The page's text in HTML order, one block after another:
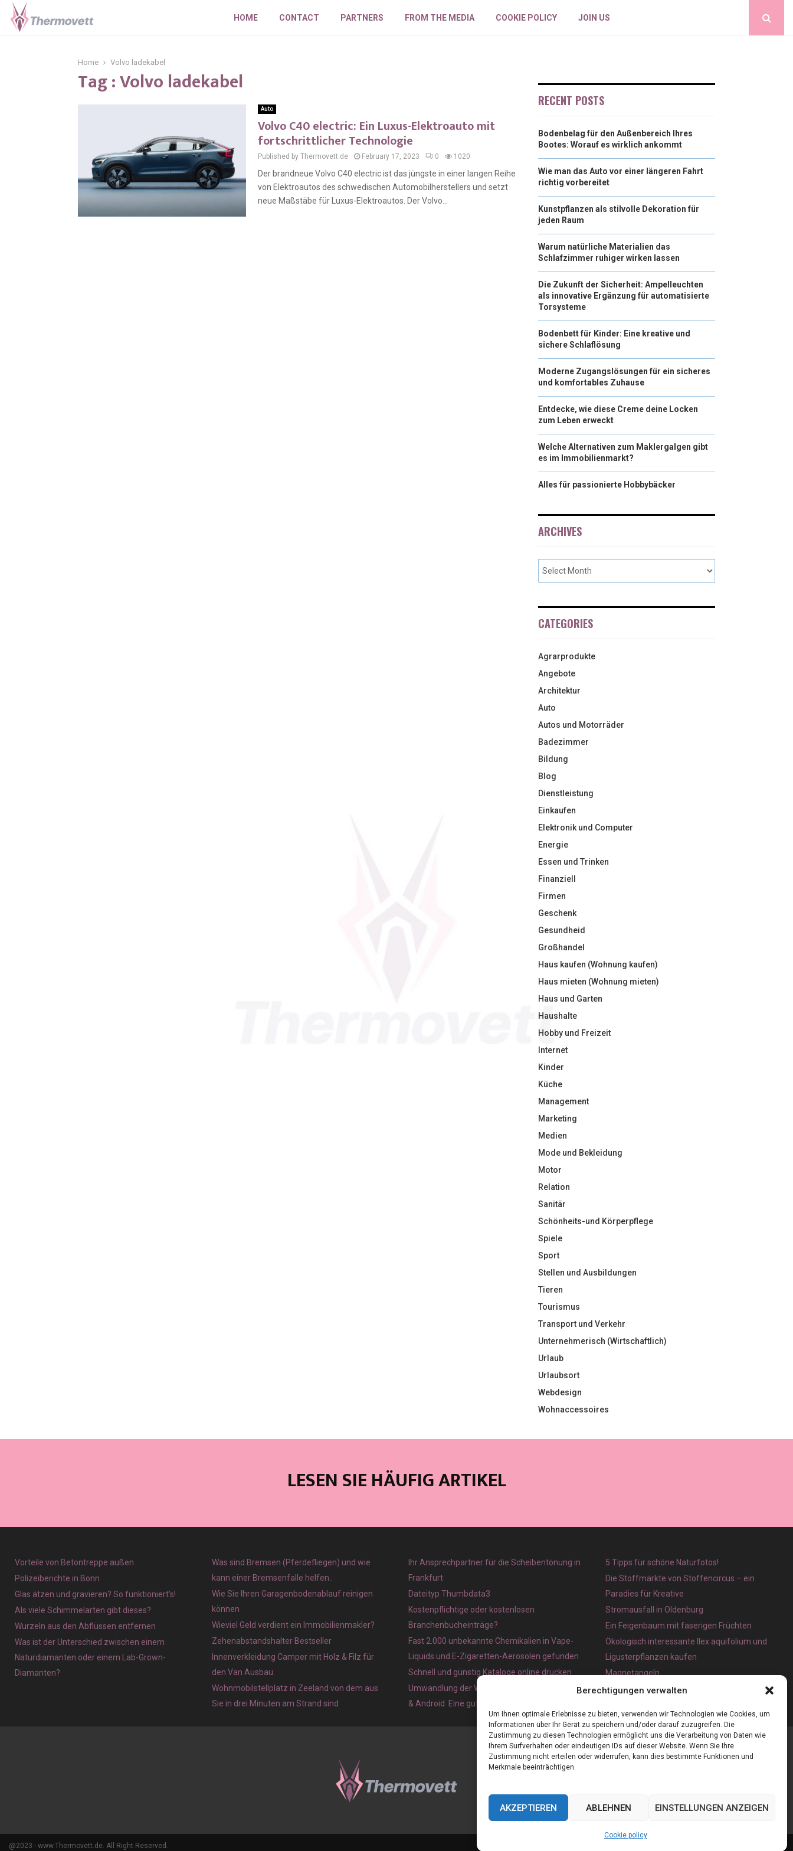
Berechtigungen verwalten
Um Ihnen optimale Erlebnisse zu bieten, verwenden wir Technologien wie Cookies, um
Informationen über Ihr Gerät zu speichern und/oder darauf zuzugreifen. Die
Zustimmung zu diesen Technologien ermöglicht uns die Verarbeitung von Daten wie
Ihrem Surfverhalten oder eindeutigen IDs auf dieser Website. Wenn Sie Ihre
Zustimmung nicht erteilen oder widerrufen, kann dies bestimmte Funktionen und
Merkmale beeinträchtigen.
AKZEPTIEREN ABLEHNEN EINSTELLUNGEN ANZEIGEN
Cookie policy
HOME CONTACT PARTNERS FROM THE MEDIA COOKIE POLICY JOIN US
Home Volvo ladekabel
Tag : Volvo ladekabel
Auto
Volvo C40 electric: Ein Luxus-Elektroauto mit
fortschrittlicher Technologie
Published by Thermovett.de February 17, 2023 0 1020
Der brandneue Volvo C40 electric ist das jüngste in einer langen Reihe
von Elektroautos des schwedischen Automobilherstellers und setzt
neue Maßstäbe für Luxus-Elektroautos. Der Volvo...
RECENT POSTS
Bodenbelag für den Außenbereich Ihres
Bootes: Worauf es wirklich ankommt
Wie man das Auto vor einer längeren Fahrt
richtig vorbereitet
Kunstpflanzen als stilvolle Dekoration für
jeden Raum
Warum natürliche Materialien das
Schlafzimmer ruhiger wirken lassen
Die Zukunft der Sicherheit: Ampelleuchten
als innovative Ergänzung für automatisierte
Torsysteme
Bodenbett für Kinder: Eine kreative und
sichere Schlaflösung
Moderne Zugangslösungen für ein sicheres
und komfortables Zuhause
Entdecke, wie diese Creme deine Locken
zum Leben erweckt
Welche Alternativen zum Maklergalgen gibt
es im Immobilienmarkt?
Alles für passionierte Hobbybäcker
ARCHIVES
CATEGORIES
Agrarprodukte
Angebote
Architektur
Auto
Autos und Motorräder
Badezimmer
Bildung
Blog
Dienstleistung
Einkaufen
Elektronik und Computer
Energie
Essen und Trinken
Finanziell
Firmen
Geschenk
Gesundheid
Großhandel
Haus kaufen (Wohnung kaufen)
Haus mieten (Wohnung mieten)
Haus und Garten
Haushalte
Hobby und Freizeit
Internet
Kinder
Küche
Management
Marketing
Medien
Mode und Bekleidung
Motor
Relation
Sanitär
Schönheits-und Körperpflege
Spiele
Sport
Stellen und Ausbildungen
Tieren
Tourismus
Transport und Verkehr
Unternehmerisch (Wirtschaftlich)
Urlaub
Urlaubsort
Webdesign
Wohnaccessoires
LESEN SIE HÄUFIG ARTIKEL
Vorteile von Betontreppe außen
Polizeiberichte in Bonn
Glas ätzen und gravieren? So funktioniert’s!
Als viele Schimmelarten gibt dieses?
Wurzeln aus den Abflüssen entfernen
Was ist der Unterschied zwischen einem
Naturdiamanten oder einem Lab-Grown-
Diamanten?
Was sind Bremsen (Pferdefliegen) und wie
kann einer Bremsenfalle helfen..
Wie Sie Ihren Garagenbodenablauf reinigen
können
Wieviel Geld verdient ein Immobilienmakler?
Zehenabstandshalter Bestseller
Innenverkleidung Camper mit Holz & Filz für
den Van Ausbau
Wohnmobilstellplatz in Zeeland von dem aus
Sie in drei Minuten am Strand sind
Ihr Ansprechpartner für die Scheibentönung in
Frankfurt
Dateityp Thumbdata3
Kostenpflichtige oder kostenlosen
Branchenbucheinträge?
Fast 2.000 unbekannte Chemikalien in Vape-
Liquids und E-Zigaretten-Aerosolen gefunden
Schnell und günstig Kataloge online drucken
Umwandlung der Webseite in eine App für iOS
& Android: Eine gute Idee?
5 Tipps für schöne Naturfotos!
Die Stoffmärkte von Stoffencircus – ein
Paradies für Kreative
Stromausfall in Oldenburg
Ein Feigenbaum mit faserigen Früchten
Ökologisch interessante Ilex aquifolium und
Ligusterpflanzen kaufen
Magnetangeln
@2023 - www.Thermovett.de. All Right Reserved.